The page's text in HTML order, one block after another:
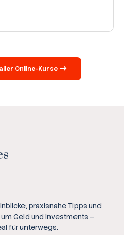
Online-Kurse
praxisnahe Tipps und
Geld und Investments –
für unterwegs.